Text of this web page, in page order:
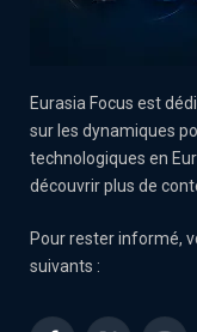
Eurasia Focus est
sur les dynamiques
technologiques en
découvrir plus de
Pour rester informé,
suivants :